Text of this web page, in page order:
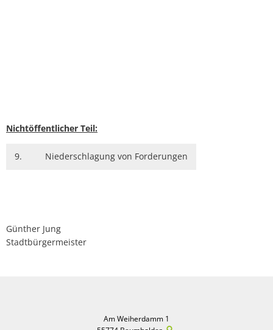
Nichtöffentlicher Teil:
9. Niederschlagung von Forderungen
Günther Jung
Stadtbürgermeister
Am Weiherdamm 1